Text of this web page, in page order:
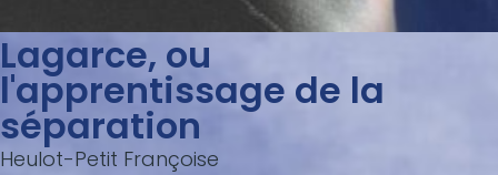
Lagarce, ou
l'apprentissage de la
séparation
Heulot-Petit Françoise